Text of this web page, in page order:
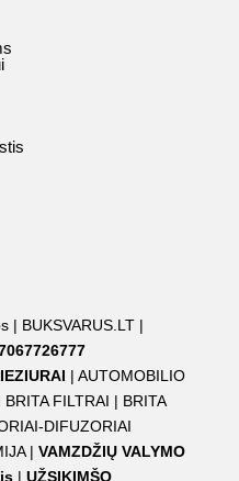
| BUKSVARUS.LT|
| AUTOMOBILIO
BRITA FILTRAI | BRITA
DIFUZORIAI
| VAMZDŽIŲ VALYMO
| UŽSIKIMŠO